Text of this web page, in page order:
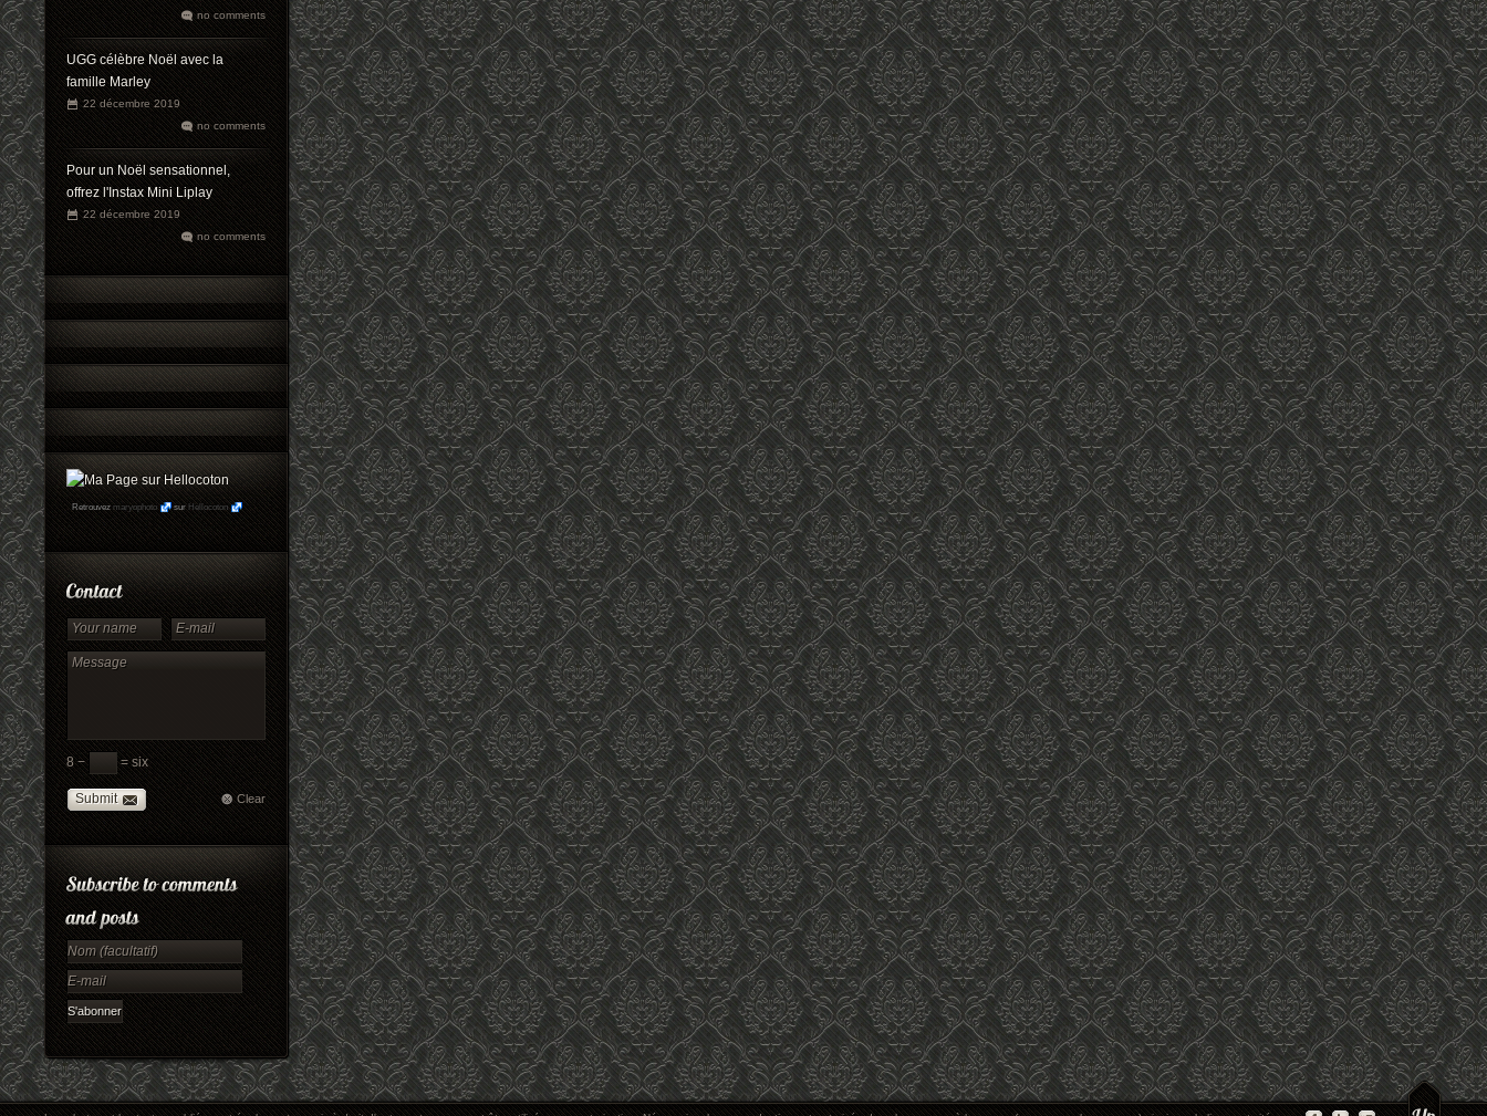
no comments
UGG célèbre Noël avec la
famille Marley
22 décembre 2019
no comments
Pour un Noël sensationnel,
offrez l'Instax Mini Liplay
22 décembre 2019
no comments
Retrouvez maryophoto sur Hellocoton
8 − = six
Submit Clear